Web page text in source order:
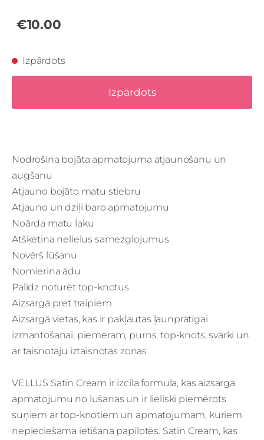
€10.00
Izpārdots
Izpārdots
Nodrošina bojāta apmatojuma atjaunošanu un
augšanu
Atjauno bojāto matu stiebru
Atjauno un dziļi baro apmatojumu
Noārda matu laku
Atšķetina nelielus samezglojumus
Novērš lūšanu
Nomierina ādu
Palīdz noturēt top-knotus
Aizsargā pret traipiem
Aizsargā vietas, kas ir pakļautas ļaunprātīgai
izmantošanai, piemēram, purns, top-knots, svārki un
ar taisnotāju iztaisnotās zonas
VELLUS Satin Cream ir izcila formula, kas aizsargā
apmatojumu no lūšanas un ir lieliski piemērots
suņiem ar top-knotiem un apmatojumam, kuriem
nepieciešama ietīšana papilotēs. Satin Cream, kas